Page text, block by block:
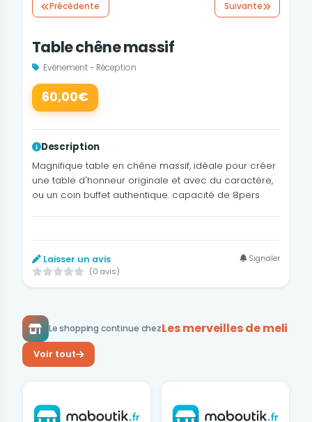
Précédente Suivante
Table chêne massif
Evénement - Réception
60,00€
Description
Magnifique table en chêne massif, idéale pour créer
une table d'honneur originale et avec du caractère,
ou un coin buffet authentique. capacité de 8pers
Laisser un avis
(0 avis)
Signaler
Le shopping continue chezLes merveilles de meli
Voir tout